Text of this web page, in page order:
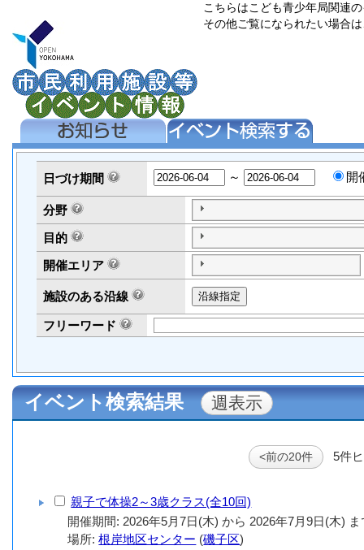
こちらはこども青少年局関連
その他ご覧になられたい場合
日づけ期間 ～ 開
分野
目的
開催エリア
施設のある沿線
フリーワード
イベント検索結果
<前の20件 5件
親子で体操2～3歳クラス(全10回)
場所:根岸地区センター (磯子区)